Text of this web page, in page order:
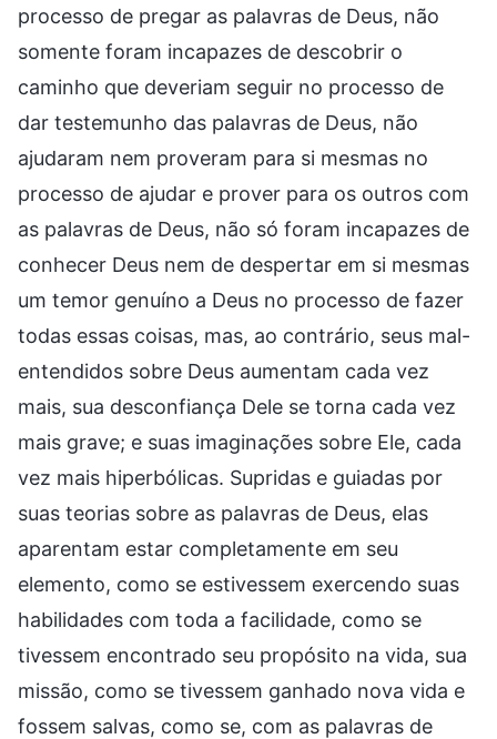
processo de pregar as palavras de Deus, não
somente foram incapazes de descobrir o
caminho que deveriam seguir no processo de
dar testemunho das palavras de Deus, não
ajudaram nem proveram para si mesmas no
processo de ajudar e prover para os outros com
as palavras de Deus, não só foram incapazes de
conhecer Deus nem de despertar em si mesmas
um temor genuíno a Deus no processo de fazer
todas essas coisas, mas, ao contrário, seus mal-
entendidos sobre Deus aumentam cada vez
mais, sua desconfiança Dele se torna cada vez
mais grave; e suas imaginações sobre Ele, cada
vez mais hiperbólicas. Supridas e guiadas por
suas teorias sobre as palavras de Deus, elas
aparentam estar completamente em seu
elemento, como se estivessem exercendo suas
habilidades com toda a facilidade, como se
tivessem encontrado seu propósito na vida, sua
missão, como se tivessem ganhado nova vida e
fossem salvas, como se, com as palavras de